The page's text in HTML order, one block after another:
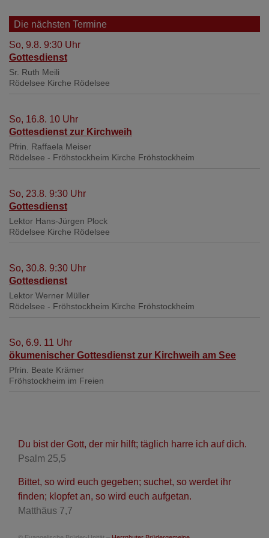
Die nächsten Termine
So, 9.8. 9:30 Uhr
Gottesdienst
Sr. Ruth Meili
Rödelsee Kirche Rödelsee
So, 16.8. 10 Uhr
Gottesdienst zur Kirchweih
Pfrin. Raffaela Meiser
Rödelsee - Fröhstockheim Kirche Fröhstockheim
So, 23.8. 9:30 Uhr
Gottesdienst
Lektor Hans-Jürgen Plock
Rödelsee Kirche Rödelsee
So, 30.8. 9:30 Uhr
Gottesdienst
Lektor Werner Müller
Rödelsee - Fröhstockheim Kirche Fröhstockheim
So, 6.9. 11 Uhr
ökumenischer Gottesdienst zur Kirchweih am See
Pfrin. Beate Krämer
Fröhstockheim im Freien
Du bist der Gott, der mir hilft; täglich harre ich auf dich.
Psalm 25,5
Bittet, so wird euch gegeben; suchet, so werdet ihr
finden; klopfet an, so wird euch aufgetan.
Matthäus 7,7